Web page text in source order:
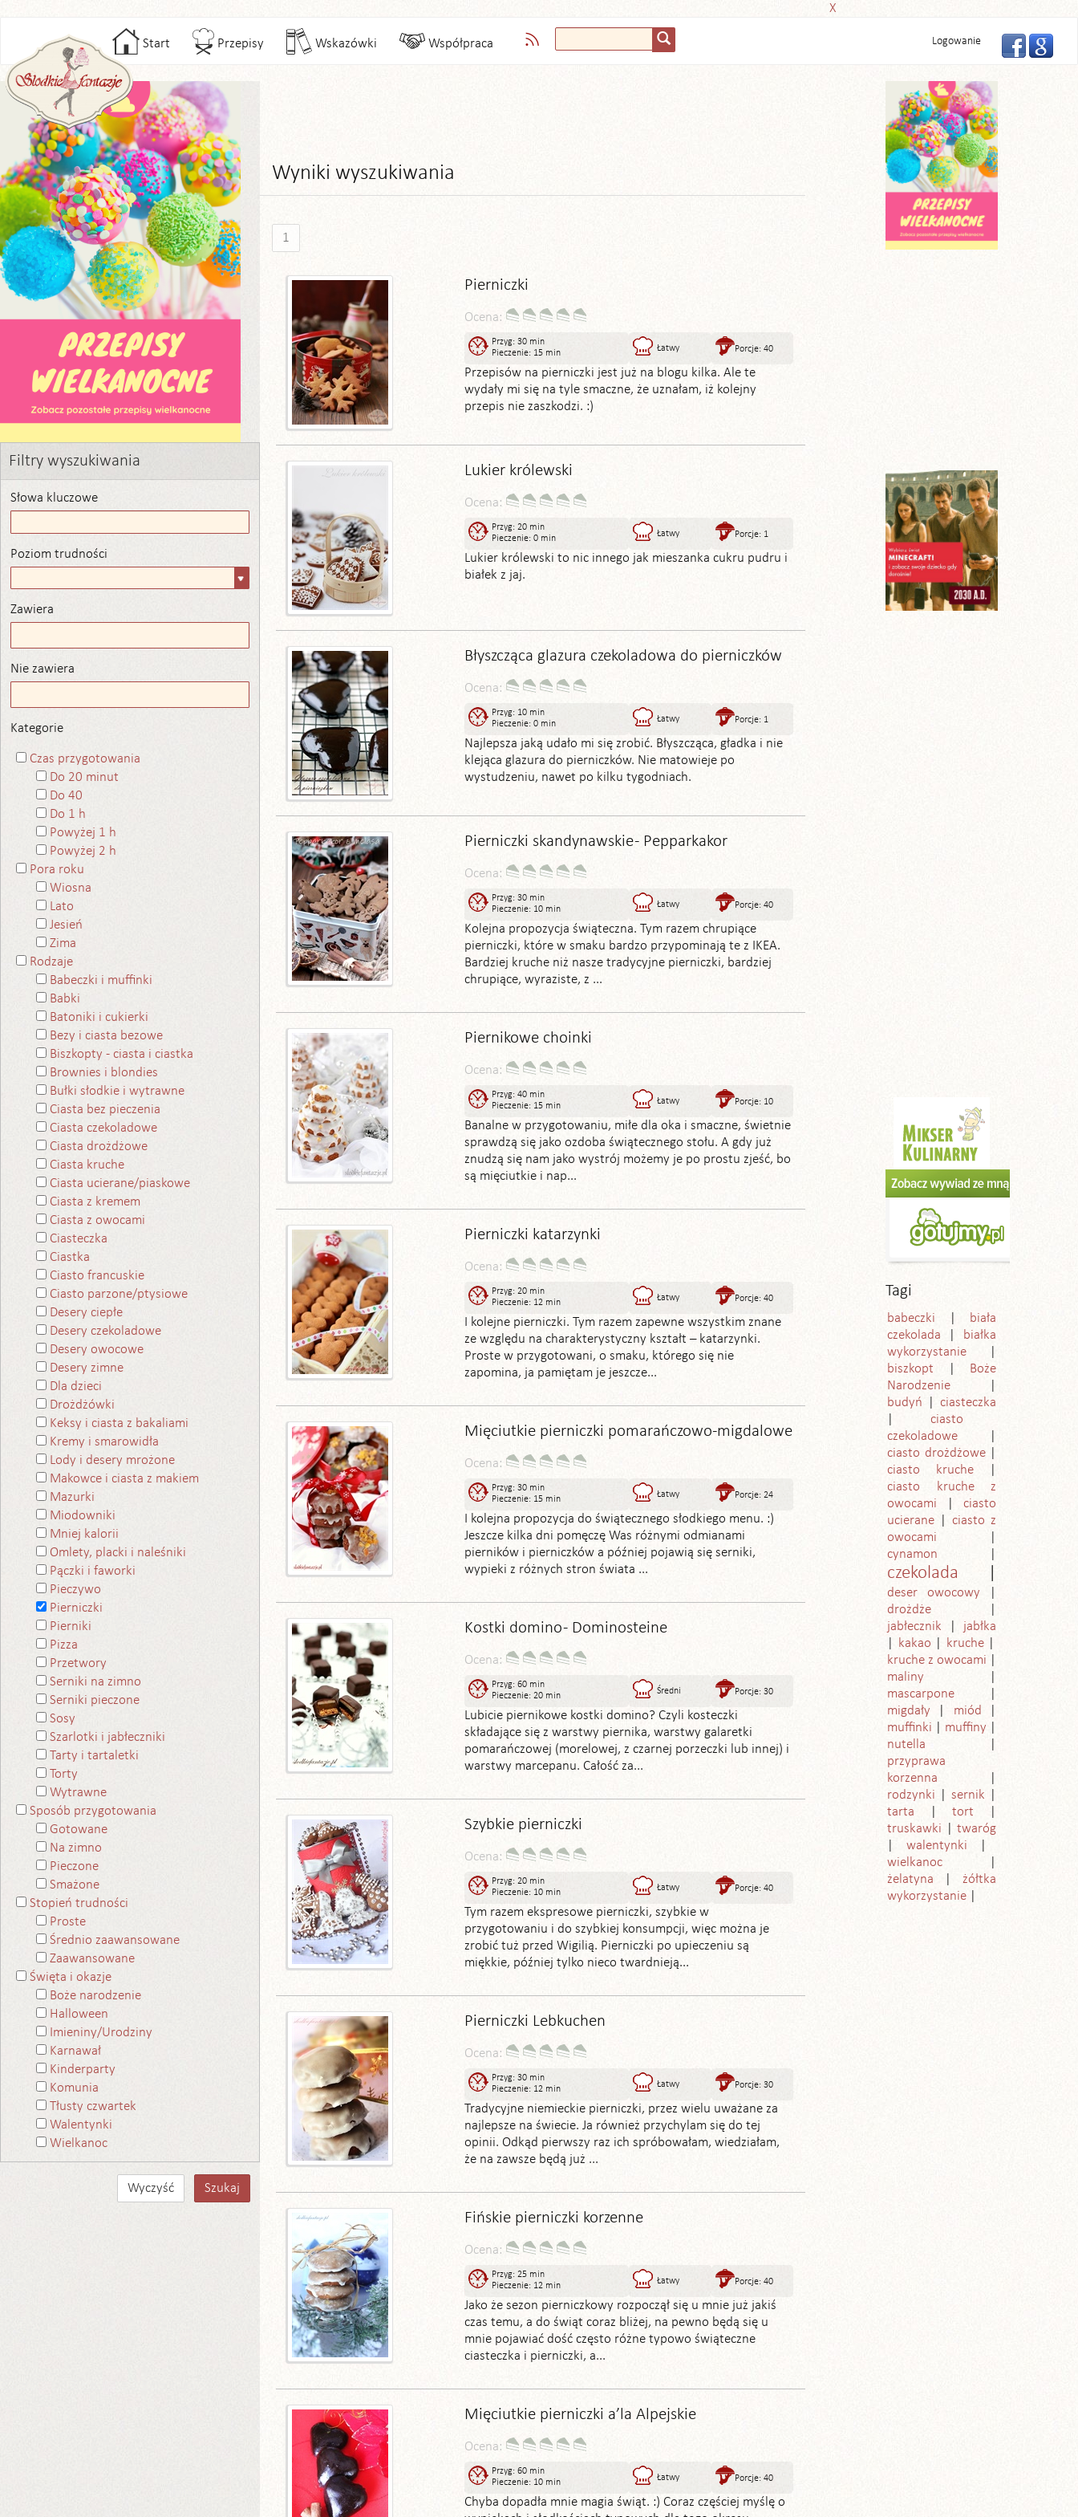
X
Start Przepisy Wskazówki Współpraca Logowanie
Filtry wyszukiwania
Słowa kluczowe
Poziom trudności
trudności
Zawiera
Nie zawiera
Kategorie
Czas przygotowania
Do 20 minut
Do 40
Do 1 h
Powyżej 1 h
Powyżej 2 h
Pora roku
Wiosna
Lato
Jesień
Zima
Rodzaje
Babeczki i muffinki
Babki
Batoniki i cukierki
Bezy i ciasta bezowe
Biszkopty - ciasta i ciastka
Brownies i blondies
Bułki słodkie i wytrawne
Ciasta bez pieczenia
Ciasta czekoladowe
Ciasta drożdżowe
Ciasta kruche
Ciasta ucierane/piaskowe
Ciasta z kremem
Ciasta z owocami
Ciasteczka
Ciastka
Ciasto francuskie
Ciasto parzone/ptysiowe
Desery ciepłe
Desery czekoladowe
Desery owocowe
Desery zimne
Dla dzieci
Drożdżówki
Keksy i ciasta z bakaliami
Kremy i smarowidła
Lody i desery mrożone
Makowce i ciasta z makiem
Mazurki
Miodowniki
Mniej kalorii
Omlety, placki i naleśniki
Pączki i faworki
Pieczywo
Pierniczki
Pierniki
Pizza
Przetwory
Serniki na zimno
Serniki pieczone
Sosy
Szarlotki i jabłeczniki
Tarty i tartaletki
Torty
Wytrawne
Sposób przygotowania
Gotowane
Na zimno
Pieczone
Smażone
Stopień trudności
Proste
Średnio zaawansowane
Zaawansowane
Święta i okazje
Boże narodzenie
Halloween
Imieniny/Urodziny
Karnawał
Kinderparty
Komunia
Tłusty czwartek
Walentynki
Wielkanoc
Wyniki wyszukiwania
1
Pierniczki
Ocena:
Przyg: 30 min
Pieczenie: 15 min
Łatwy Porcje: 40
Przepisów na pierniczki jest już na blogu kilka. Ale te
wydały mi się na tyle smaczne, że uznałam, iż kolejny
przepis nie zaszkodzi. :)
Lukier królewski
Ocena:
Przyg: 20 min
Pieczenie: 0 min
Łatwy Porcje: 1
Lukier królewski to nic innego jak mieszanka cukru pudru i
białek z jaj.
Błyszcząca glazura czekoladowa do pierniczków
Ocena:
Przyg: 10 min
Pieczenie: 0 min
Łatwy Porcje: 1
Najlepsza jaką udało mi się zrobić. Błyszcząca, gładka i nie
klejąca glazura do pierniczków. Nie matowieje po
wystudzeniu, nawet po kilku tygodniach.
Pierniczki skandynawskie - Pepparkakor
Ocena:
Przyg: 30 min
Pieczenie: 10 min
Łatwy Porcje: 40
Kolejna propozycja świąteczna. Tym razem chrupiące
pierniczki, które w smaku bardzo przypominają te z IKEA.
Bardziej kruche niż nasze tradycyjne pierniczki, bardziej
chrupiące, wyraziste, z ...
Piernikowe choinki
Ocena:
Przyg: 40 min
Pieczenie: 15 min
Łatwy Porcje: 10
Banalne w przygotowaniu, miłe dla oka i smaczne, świetnie
sprawdzą się jako ozdoba świątecznego stołu. A gdy już
znudzą się nam jako wystrój możemy je po prostu zjeść, bo
są mięciutkie i nap...
Pierniczki katarzynki
Ocena:
Przyg: 20 min
Pieczenie: 12 min
Łatwy Porcje: 40
I kolejne pierniczki. Tym razem zapewne wszystkim znane
ze względu na charakterystyczny kształt – katarzynki.
Proste w przygotowani, o smaku, którego się nie
zapomina, ja pamiętam je jeszcze...
Mięciutkie pierniczki pomarańczowo-migdalowe
Ocena:
Przyg: 30 min
Pieczenie: 15 min
Łatwy Porcje: 24
I kolejna propozycja do świątecznego słodkiego menu. :)
Jeszcze kilka dni pomęczę Was różnymi odmianami
pierników i pierniczków a później pojawią się serniki,
wypieki z różnych stron świata ...
Kostki domino - Dominosteine
Ocena:
Przyg: 60 min
Pieczenie: 20 min
Średni Porcje: 30
Lubicie piernikowe kostki domino? Czyli kosteczki
składające się z warstwy piernika, warstwy galaretki
pomarańczowej (morelowej, z czarnej porzeczki lub innej) i
warstwy marcepanu. Całość za...
Szybkie pierniczki
Ocena:
Przyg: 20 min
Pieczenie: 10 min
Łatwy Porcje: 40
Tym razem ekspresowe pierniczki, szybkie w
przygotowaniu i do szybkiej konsumpcji, więc można je
zrobić tuż przed Wigilią. Pierniczki po upieczeniu są
miękkie, później tylko nieco twardnieją...
Pierniczki Lebkuchen
Ocena:
Przyg: 30 min
Pieczenie: 12 min
Łatwy Porcje: 30
Tradycyjne niemieckie pierniczki, przez wielu uważane za
najlepsze na świecie. Ja również przychylam się do tej
opinii. Odkąd pierwszy raz ich spróbowałam, wiedziałam,
że na zawsze będą już ...
Fińskie pierniczki korzenne
Ocena:
Przyg: 25 min
Pieczenie: 12 min
Łatwy Porcje: 40
Jako że sezon pierniczkowy rozpoczął się u mnie już jakiś
czas temu, a do świąt coraz bliżej, na pewno będą się u
mnie pojawiać dość często różne typowo świąteczne
ciasteczka i pierniczki, a...
Mięciutkie pierniczki a’la Alpejskie
Ocena:
Przyg: 60 min
Pieczenie: 10 min
Łatwy Porcje: 40
Chyba dopadła mnie magia świąt. :) Coraz częściej myślę o
Tagi
babeczki
biała
czekolada
białka
wykorzystanie
biszkopt
Boże
Narodzenie
budyń
ciasteczka
ciasto
czekoladowe
ciasto drożdżowe
ciasto kruche
ciasto kruche z
owocami
ciasto
ucierane
ciasto z
owocami
cynamon
czekolada
deser owocowy
drożdże
jabłecznik
jabłka
kakao
kruche
kruche z owocami
maliny
mascarpone
migdały
miód
muffinki
muffiny
nutella
przyprawa
korzenna
rodzynki
sernik
tarta
tort
truskawki
twaróg
walentynki
wielkanoc
żelatyna
żółtka
wykorzystanie